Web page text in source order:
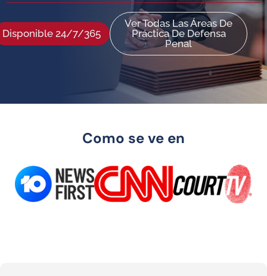
Disponible 24/7/365
Ver Todas Las Áreas De
Práctica De Defensa
Penal
Como se ve en